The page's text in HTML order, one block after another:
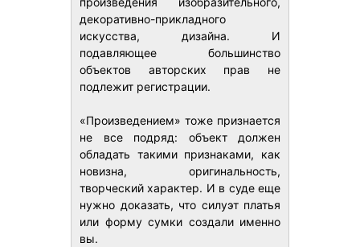
декоративно-прикладного
искусства, дизайна. И
подавляющее большинство
объектов авторских прав не
подлежит регистрации.
«Произведением» тоже признается
не все подряд: объект должен
обладать такими признаками, как
новизна, оригинальность,
творческий характер. И в суде еще
нужно доказать, что силуэт платья
или форму сумки создали именно
вы.